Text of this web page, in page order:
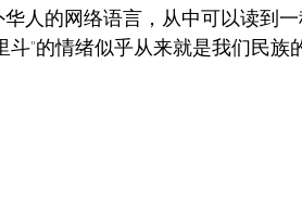
人的网络语言，从中可以读到
斗"的情绪似乎从来就是我们民族